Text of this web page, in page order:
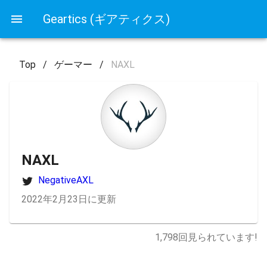
Geartics (ギアティクス)
Top / ゲーマー / NAXL
NAXL
NegativeAXL
2022年2月23日に更新
1,798回見られています!